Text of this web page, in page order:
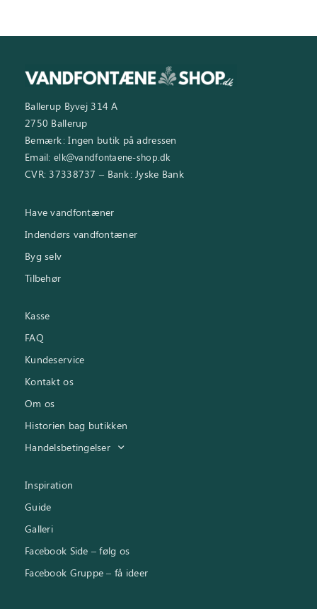
Ballerup Byvej 314 A
2750 Ballerup
Bemærk: Ingen butik på adressen
Email: elk@vandfontaene-shop.dk
CVR: 37338737 – Bank: Jyske Bank
Have vandfontæner
Indendørs vandfontæner
Byg selv
Tilbehør
Kasse
FAQ
Kundeservice
Kontakt os
Om os
Historien bag butikken
Handelsbetingelser
Inspiration
Guide
Galleri
Facebook Side – følg os
Facebook Gruppe – få ideer